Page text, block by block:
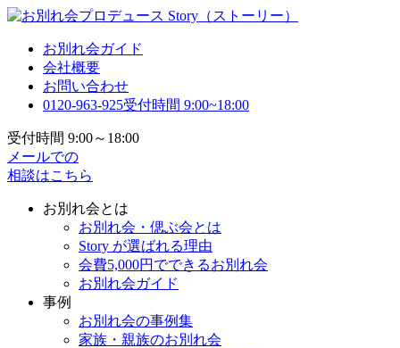
お別れ会ガイド
会社概要
お問い合わせ
0120-963-925受付時間 9:00~18:00
受付時間 9:00～18:00
メールでの
相談はこちら
お別れ会とは
お別れ会・偲ぶ会とは
Story が選ばれる理由
会費5,000円でできるお別れ会
お別れ会ガイド
事例
お別れ会の事例集
家族・親族のお別れ会